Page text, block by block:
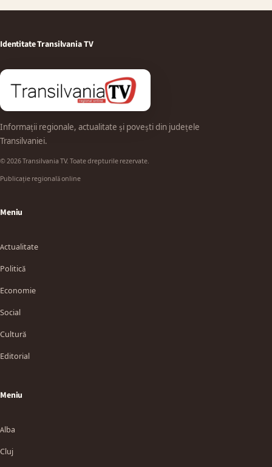
Identitate Transilvania TV
Informații regionale, actualitate și povești din județele
Transilvaniei.
© 2026 Transilvania TV. Toate drepturile rezervate.
Publicație regională online
Meniu
Actualitate
Politică
Economie
Social
Cultură
Editorial
Meniu
Alba
Cluj